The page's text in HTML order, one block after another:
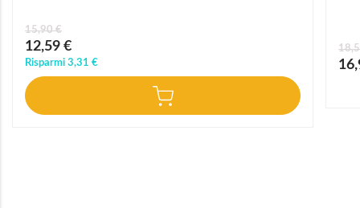
Prezzo
speciale
12,59 €
15,90 €
Risparmi 3,31 €